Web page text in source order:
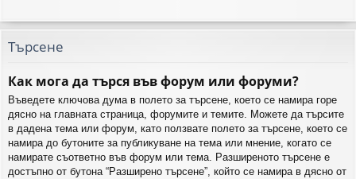
Търсене
Как мога да търся във форум или форуми?
Въведете ключова дума в полето за търсене, което се намира горе
дясно на главната страница, форумите и темите. Можете да търсите
в дадена тема или форум, като ползвате полето за търсене, което се
намира до бутоните за публикуване на тема или мнение, когато се
намирате съответно във форум или тема. Разширеното търсене е
достъпно от бутона “Разширено търсене”, който се намира в дясно от